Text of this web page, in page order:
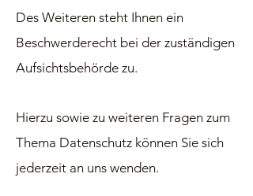
Des Weiteren steht Ihnen ein
Beschwerderecht bei der zuständigen
Aufsichtsbehörde zu.
Hierzu sowie zu weiteren Fragen zum
Thema Datenschutz können Sie sich
jederzeit an uns wenden.